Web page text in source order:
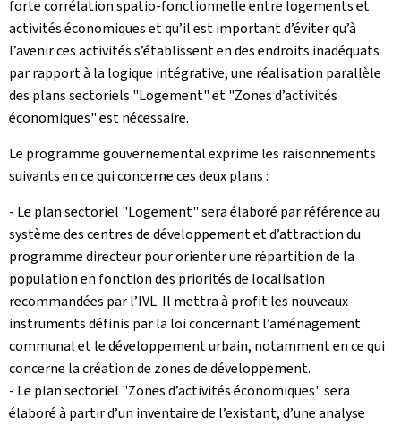
forte corrélation spatio-fonctionnelle entre logements et
activités économiques et qu’il est important d’éviter qu’à
l’avenir ces activités s’établissent en des endroits inadéquats
par rapport à la logique intégrative, une réalisation parallèle
des plans sectoriels "Logement" et "Zones d’activités
économiques" est nécessaire.
Le programme gouvernemental exprime les raisonnements
suivants en ce qui concerne ces deux plans :
- Le plan sectoriel "Logement" sera élaboré par référence au
système des centres de développement et d’attraction du
programme directeur pour orienter une répartition de la
population en fonction des priorités de localisation
recommandées par l’IVL. Il mettra à profit les nouveaux
instruments définis par la loi concernant l’aménagement
communal et le développement urbain, notamment en ce qui
concerne la création de zones de développement.
- Le plan sectoriel "Zones d’activités économiques" sera
élaboré à partir d’un inventaire de l’existant, d’une analyse